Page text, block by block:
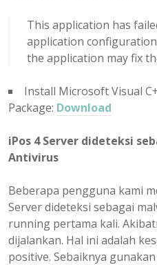
This application has
application
the application may fix
Install Microsoft Visual
Package: Download
iPos 4 Server dideteksi
Antivirus
Beberapa pengguna kami
Server dideteksi sebagai
running pertama kali.
dijalankan. Hal ini adalah
positive. Sebaiknya